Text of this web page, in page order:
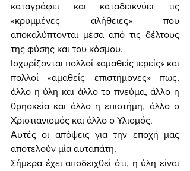
καταγράφει και καταδεικνύει τις
«κρυμμένες αλήθειες» που
αποκαλύπτονται μέσα από τις δέλτους
της φύσης και του κόσμου.
Ισχυρίζονται πολλοί «αμαθείς ιερείς» και
πολλοί «αμαθείς επιστήμονες» πως,
άλλο η ύλη και άλλο το πνεύμα, άλλο η
θρησκεία και άλλο η επιστήμη, άλλο ο
Χριστιανισμός και άλλο ο Υλισμός.
Αυτές οι απόψεις για την εποχή μας
αποτελούν μία αυταπάτη.
Σήμερα έχει αποδειχθεί ότι, η ύλη είναι